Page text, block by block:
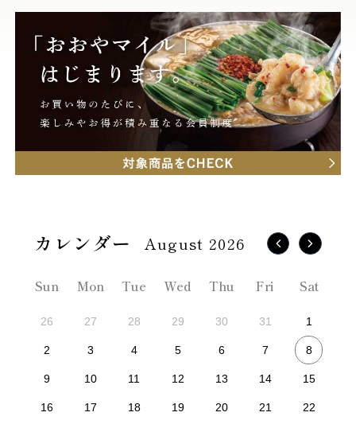
August 2026
Sun Mon Tue Wed Thu Fri Sat
26 27 28 29 30 31 1
2 3 4 5 6 7 8
9 10 11 12 13 14 15
16 17 18 19 20 21 22